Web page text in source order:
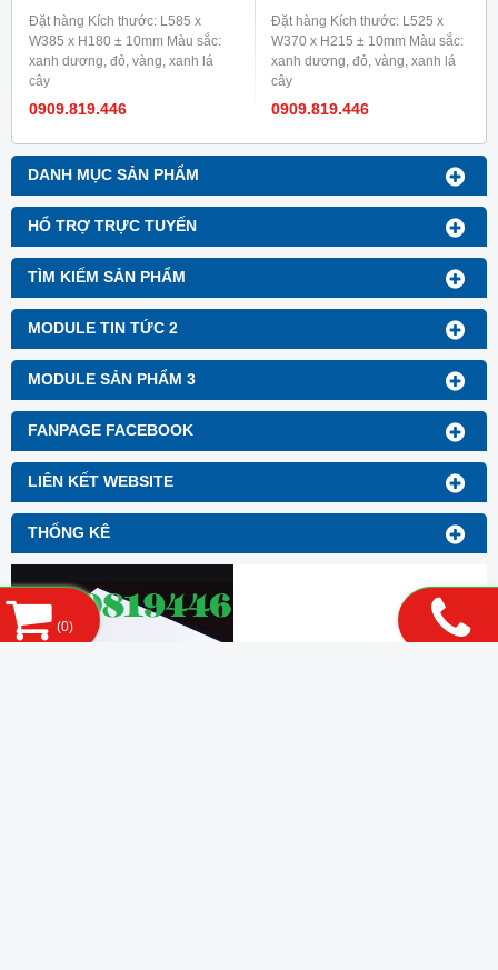
DANH MỤC SẢN PHẨM
HỔ TRỢ TRỰC TUYẾN
TÌM KIẾM SẢN PHẨM
MODULE TIN TỨC 2
MODULE SẢN PHẨM 3
FANPAGE FACEBOOK
LIÊN KẾT WEBSITE
THỐNG KÊ
Đặt hàng Kích thước: L585 x
W385 x H180 ± 10mm Màu sắc:
xanh dương, đỏ, vàng, xanh lá
cây
0909.819.446
Đặt hàng Kích thước: L525 x
W370 x H215 ± 10mm Màu sắc:
xanh dương, đỏ, vàng, xanh lá
cây
0909.819.446
(0)